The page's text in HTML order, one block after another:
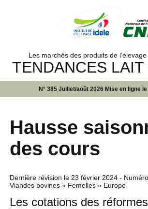
Les marchés des produits de
TENDANCES LAIT
N° 385 Juillet/août 2026 Mise en ligne
Hausse
des cours
Dernière révision le 23 février 2024 -
Viandes bovines » Femelles » Europe
Les cotations des